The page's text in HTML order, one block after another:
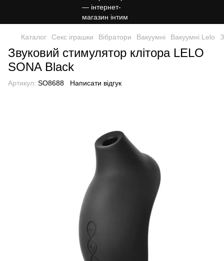
Каталог Секс іграшки Вібратори Вакуумні Вакуумні Lelo
Звуковий стимулятор клітора LELO
SONA Black
Артикул: SO8688 Написати відгук